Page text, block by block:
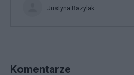
Justyna Bazylak
Komentarze